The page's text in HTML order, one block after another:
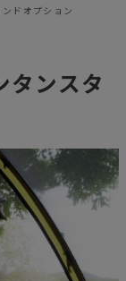
ドオプション
タンスタ